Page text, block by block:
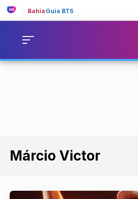
Bahia Guia BTS
Márcio Victor